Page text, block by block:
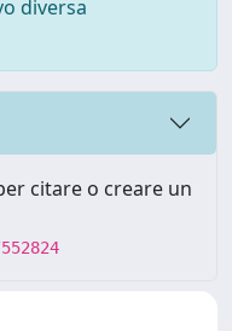
diversa
citare o creare un